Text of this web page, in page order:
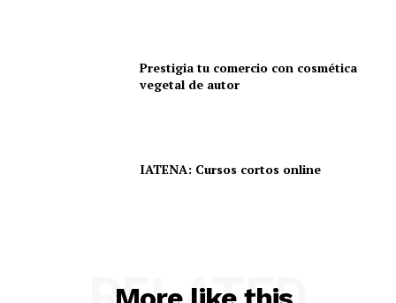
Prestigia tu comercio con cosmética
vegetal de autor
IATENA: Cursos cortos online